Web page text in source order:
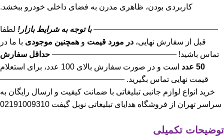
کاربردی بودن، ظاهری مدرن به فضای داخلی خودرو ببخشد.
———————————————–با توجه به شرایط بازار! لطفا
قبل از سفارش نهایی، در مورد قیمت و همچنین موجودی با ما در
تماس باشید! ———————————————– حداقل سفارش
50 عدد
است و در صورت سفارش بالای 100 عدد، برای استعلام
قیمت نهایی تماس بگیرید. ———————————————–
خرید انواع لوازم جانبی تبلیغاتی با ضمانت کیفیت و ارسال رایگان به
سراسر تهران از فروشگاه هدایای تبلیغاتی نوبل گیفت 02191009310
توضیحات تکمیلی